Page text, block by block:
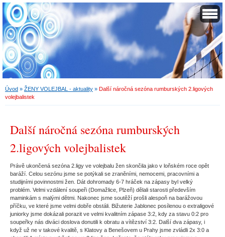
Úvod » ŽENY VOLEJBAL - aktuality » Další náročná sezóna rumburských 2.ligových
volejbalistek
Další náročná sezóna rumburských
2.ligových volejbalistek
Právě ukončená sezóna 2.ligy ve volejbalu žen skončila jako v loňském roce opět
baráží. Celou sezónu jsme se potýkali se zraněními, nemocemi, pracovními a
studijními povinnostmi žen. Dát dohromady 6-7 hráček na zápasy byl velký
problém. Velmi vzdálení soupeři (Domažlice, Plzeň) dělali starosti především
maminkám s malými dětmi. Nakonec jsme soutěží prošli alespoň na barážovou
příčku, ve které jsme velmi dobře obstáli. Bižuterie Jablonec posílenou o extraligové
juniorky jsme dokázali porazit ve velmi kvalitním zápase 3:2, kdy za stavu 0:2 pro
soupeřky nás diváci doslova donutili k obratu a vítězství 3:2. Další dva zápasy, i
když už ne v takové kvalitě, s Klatovy a Benešovem u Prahy jsme zvládli 2x 3:0 a